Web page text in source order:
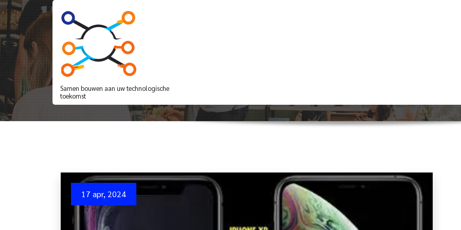
Spring
naar
de
inhoud
Samen bouwen aan uw technologische
toekomst
De Betekenis van de Smartphone: Een Essentieel
Leven
17 apr, 2024